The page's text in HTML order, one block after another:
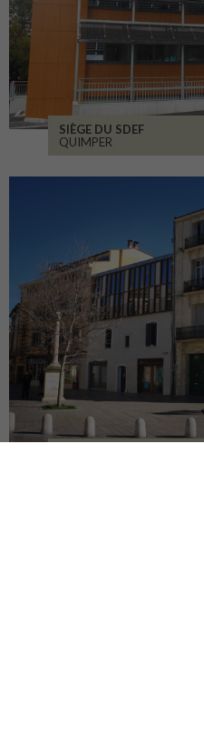
SIÈGE DU SDEF
QUIMPER